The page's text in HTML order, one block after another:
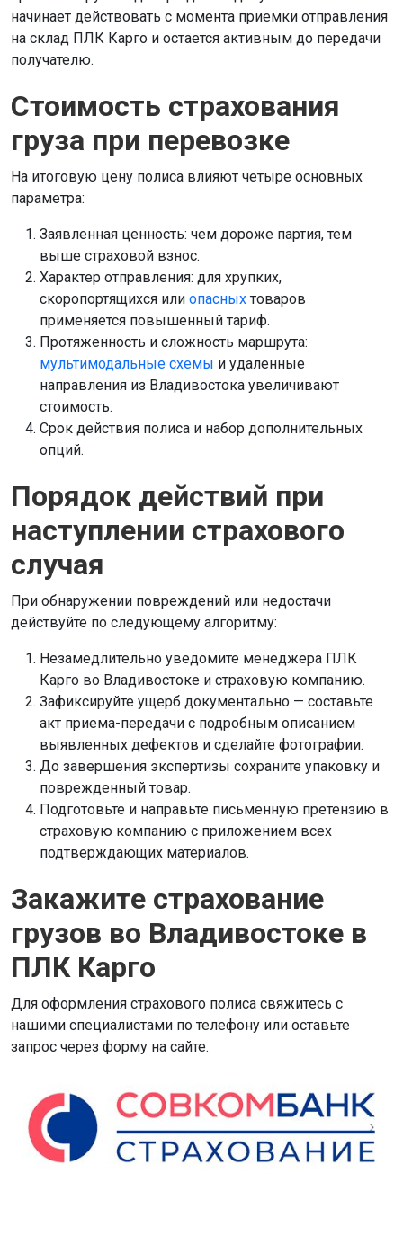
начинает действовать с момента приемки отправления
на склад ПЛК Карго и остается активным до передачи
получателю.
Стоимость страхования
груза при перевозке
На итоговую цену полиса влияют четыре основных
параметра:
Заявленная ценность: чем дороже партия, тем
выше страховой взнос.
Характер отправления: для хрупких,
скоропортящихся или опасных товаров
применяется повышенный тариф.
Протяженность и сложность маршрута:
мультимодальные схемы и удаленные
направления из Владивостока увеличивают
стоимость.
Срок действия полиса и набор дополнительных
опций.
Порядок действий при
наступлении страхового
случая
При обнаружении повреждений или недостачи
действуйте по следующему алгоритму:
Незамедлительно уведомите менеджера ПЛК
Карго во Владивостоке и страховую компанию.
Зафиксируйте ущерб документально — составьте
акт приема-передачи с подробным описанием
выявленных дефектов и сделайте фотографии.
До завершения экспертизы сохраните упаковку и
поврежденный товар.
Подготовьте и направьте письменную претензию в
страховую компанию с приложением всех
подтверждающих материалов.
Закажите страхование
грузов во Владивостоке в
ПЛК Карго
Для оформления страхового полиса свяжитесь с
нашими специалистами по телефону или оставьте
запрос через форму на сайте.